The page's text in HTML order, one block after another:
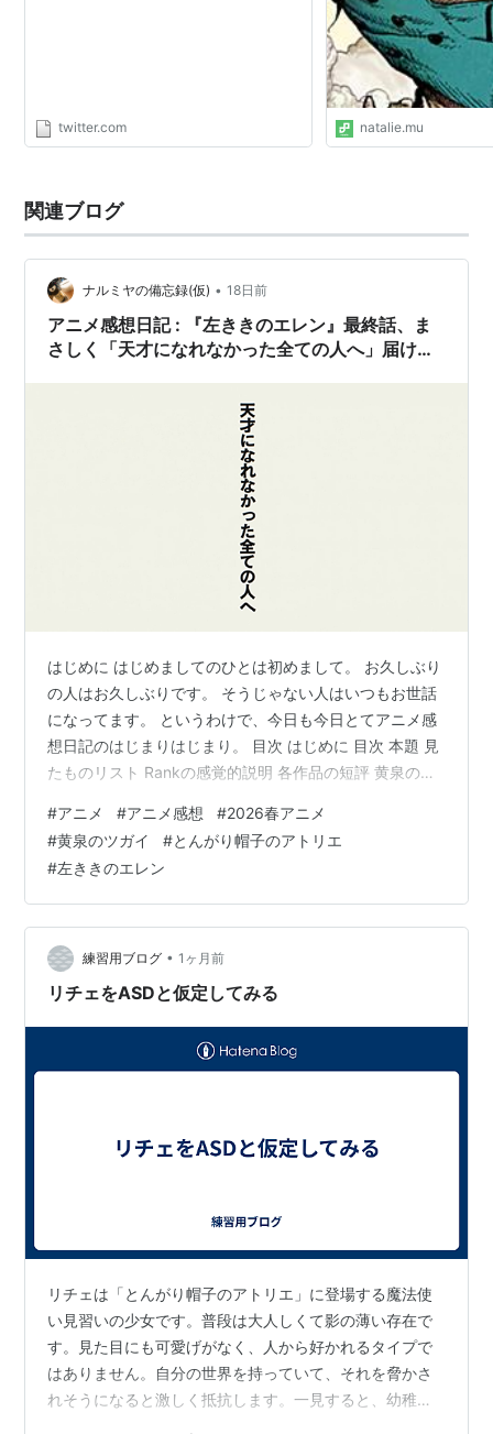
語を楽しんでほしいから。"
twitter.com natalie.mu
関連ブログ
ナルミヤの備忘録(仮) • 18日前
アニメ感想日記 : 『左ききのエレン』最終話、ま
さしく「天才になれなかった全ての人へ」届ける
はじめに はじめましてのひとは初めまして。 お久しぶり
の人はお久しぶりです。 そうじゃない人はいつもお世話
になってます。 というわけで、今日も今日とてアニメ感
想日記のはじまりはじまり。 目次 はじめに 目次 本題 見
たものリスト Rankの感覚的説明 各作品の短評 黄泉のツ
詳細 左ききのエレン 13話 概評 詳細 最後に 本題 見たも
のリスト 黄泉のツガイ 12話 とんがり帽子のアトリエ 12
話 左ききのエレン 13話 Rankの感覚的説明 Rankは自分
の中での序列。S>A>B>C>D>Eの順番。 Rank 評価 感覚
SS 名…
#アニメ #アニメ感想 #2026春アニメ
#黄泉のツガイ #とんがり帽子のアトリエ
#左ききのエレン
練習用ブログ • 1ヶ月前
リチェをASDと仮定してみる
リチェは「とんがり帽子のアトリエ」に登場する魔法使
い見習いの少女です。普段は大人しくて影の薄い存在で
す。見た目にも可愛げがなく、人から好かれるタイプで
はありません。自分の世界を持っていて、それを脅かさ
れそうになると激しく抵抗します。一見すると、幼稚で